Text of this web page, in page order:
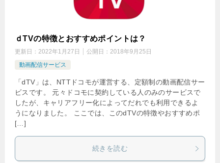
ｄTVの特徴とおすすめポイントは？
更新日： 2022年1月27日 公開日： 2018年9月25日
動画配信サービス
「dTV」は、NTTドコモが運営する、定額制の動画配信サー
ビスです。 元々ドコモに契約している人のみのサービスで
したが、キャリアフリー化によってだれでも利用できるよ
うになりました。 ここでは、このdTVの特徴やおすすめポ
[…]
続きを読む